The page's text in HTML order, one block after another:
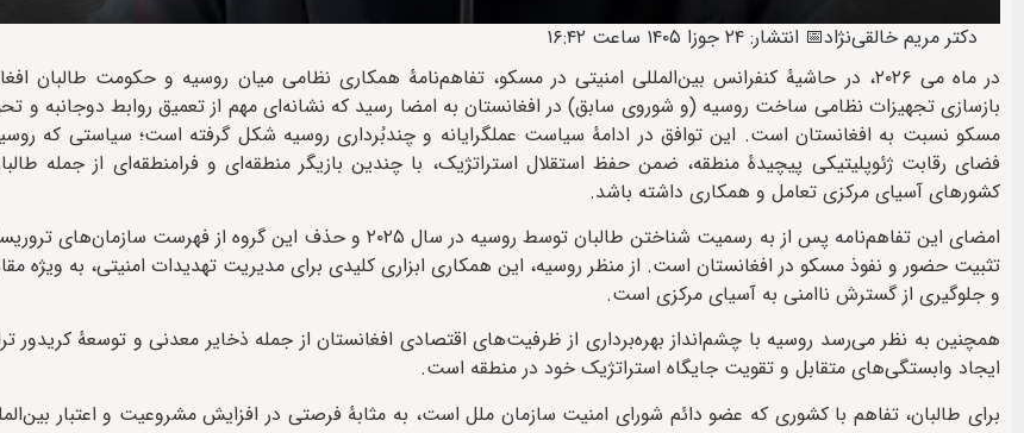
دکتر مریم خالقی‌نژاد📅 انتشار: ۲۴ جوزا ۱۴۰۵ ساعت ۱۶:۴۲
در ماه می ۲۰۲۶، در حاشیهٔ کنفرانس بین‌المللی امنیتی در مسکو، تفاهم‌‌نامهٔ همکاری نظامی میان روسیه و حکومت طالبان
بازسازی تجهیزات نظامی ساخت روسیه (و شوروی سابق) در افغانستان به امضا رسید که نشانه‌ای مهم از تعمیق روابط دوجانبه و
مسکو نسبت به افغانستان است. این توافق در ادامهٔ سیاست عملگرایانه و چندبُرداری روسیه شکل گرفته است؛ سیاستی که
فضای رقابت ژئوپلیتیکی پیچیدهٔ منطقه، ضمن حفظ استقلال استراتژیک، با چندین بازیگر منطقه‌ای و فرامنطقه‌ای از جمله
کشورهای آسیای مرکزی تعامل و همکاری داشته باشد.
امضای این تفاهم‌نامه پس از به رسمیت شناختن طالبان توسط روسیه در سال ۲۰۲۵ و حذف این گروه از
تثبیت حضور و نفوذ مسکو در افغانستان است. از منظر روسیه، این همکاری ابزاری کلیدی برای مدیریت تهدیدات امنیتی، به ویژه
و جلوگیری از گسترش ناامنی به آسیای مرکزی است.
همچنین به نظر می‌رسد روسیه با چشم‌انداز بهره‌برداری از ظرفیت‌های اقتصادی افغانستان از جمله ذخایر معدنی و توسعهٔ کریدور
ایجاد وابستگی‌های متقابل و تقویت جایگاه استراتژیک خود در منطقه است.
برای طالبان، تفاهم با کشوری که عضو دائم شورای امنیت سازمان ملل است، به مثابهٔ فرصتی در افزایش مشروعیت و اعتبار